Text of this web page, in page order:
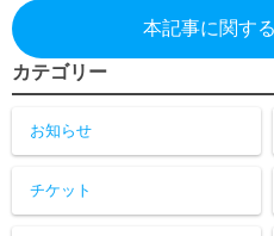
本記事に関す
カテゴリー
お知らせ
チケット